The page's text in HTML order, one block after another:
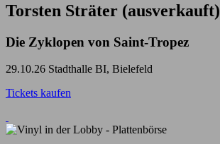
Torsten Sträter (ausverkauft)
Die Zyklopen von Saint-Tropez
29.10.26 Stadthalle BI, Bielefeld
Tickets kaufen